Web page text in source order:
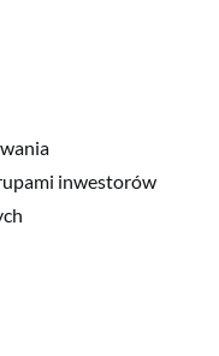
inwestorów